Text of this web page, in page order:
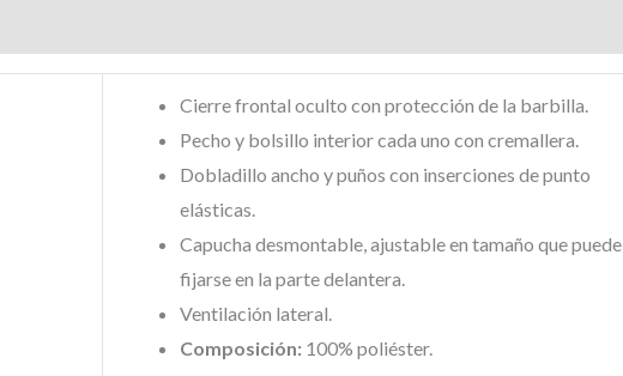
Cierre frontal oculto con protección de la barbilla.
Pecho y bolsillo interior cada uno con cremallera.
Dobladillo ancho y puños con inserciones de punto
elásticas.
Capucha desmontable, ajustable en tamaño que puede
fijarse en la parte delantera.
Ventilación lateral.
Composición: 100% poliéster.